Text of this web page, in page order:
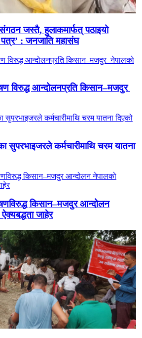
जस्तै, हुलाकमार्फत् पठाइयो
पत्र’ : जनजाति महासंघ
विरुद्ध आन्दोलनप्रति किसान–मजदुर
सुपरभाइजरले कर्मचारीमाथि चरम यातना
किसान–मजदुर आन्दोलन
जाहेर